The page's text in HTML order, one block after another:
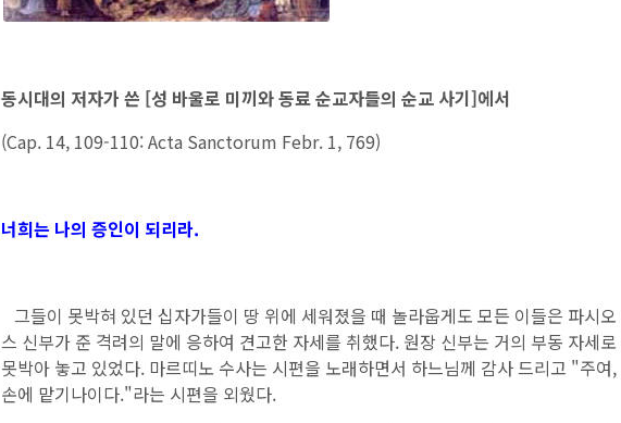
동시대의 저자가 쓴 [성 바울로 미끼와 동료 순교자들의 순교 사기]에서
(Cap. 14, 109-110: Acta Sanctorum Febr. 1, 769)
너희는 나의 증인이 되리라.
그들이 못박혀 있던 십자가들이 땅 위에 세워졌을 때 놀라웁게도 모든 이들은 파시
스 신부가 준 격려의 말에 응하여 견고한 자세를 취했다. 원장 신부는 거의 부동 자세
못박아 놓고 있었다. 마르띠노 수사는 시편을 노래하면서 하느님께 감사 드리고 "주여
손에 맡기나이다."라는 시편을 외웠다.